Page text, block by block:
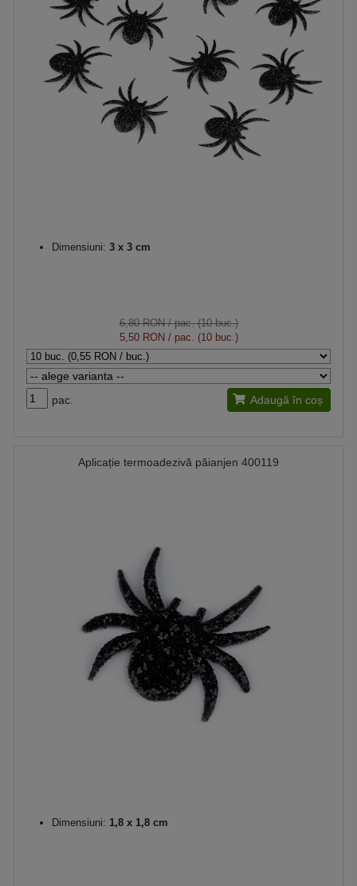
Dimensiuni: 3 x 3 cm
6,80 RON/ pac. (10 buc.)
5,50 RON / pac. (10 buc.)
pac. Adaugă în coș
Aplicație termoadezivă păianjen 400119
Dimensiuni: 1,8 x 1,8 cm